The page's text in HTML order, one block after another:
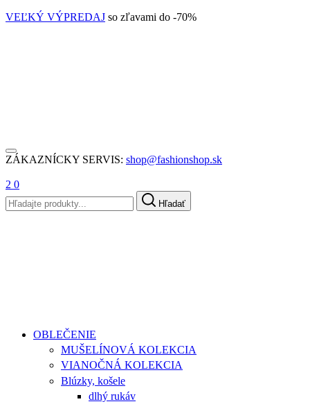
VEĽKÝ VÝPREDAJ so zľavami do -70%
ZÁKAZNÍCKY SERVIS: shop@fashionshop.sk
2 0
Hľadať
OBLEČENIE
MUŠELÍNOVÁ KOLEKCIA
VIANOČNÁ KOLEKCIA
Blúzky, košele
dlhý rukáv